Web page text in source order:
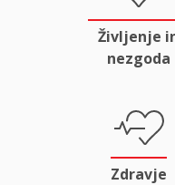
Življenje
nezgoda
Zdravje